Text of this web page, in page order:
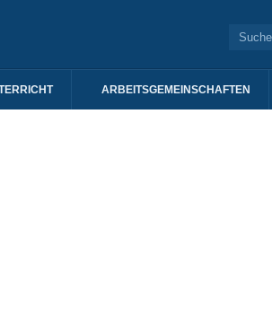
ARBEITSGEMEINSCHAFTEN